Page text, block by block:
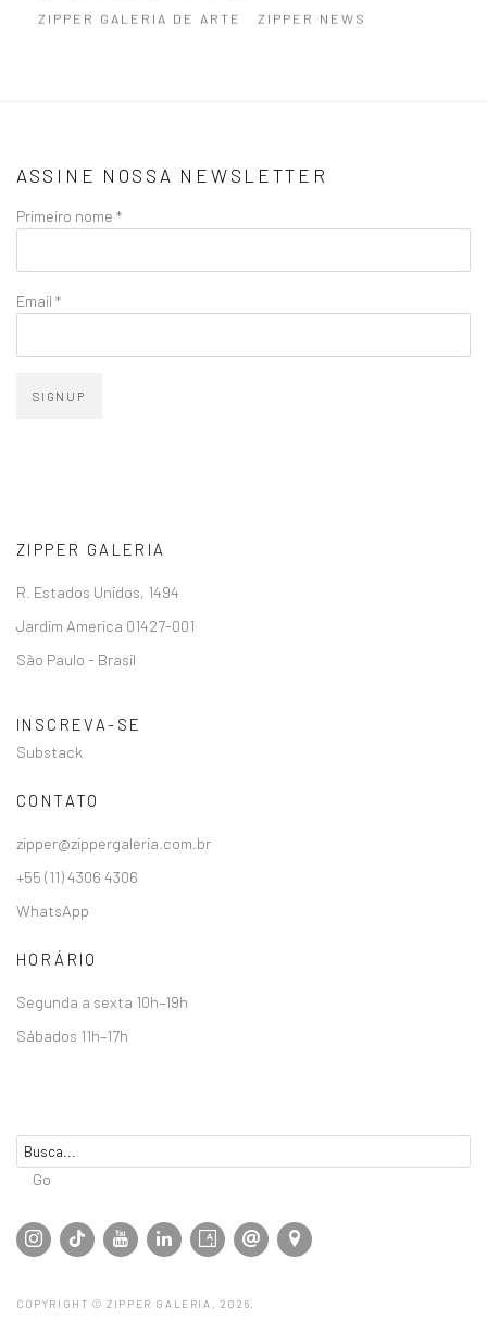
ZIPPER GALERIA DE ARTE
ZIPPER NEWS
ASSINE NOSSA NEWSLETTER
Primeiro nome *
Email *
SIGNUP
ZIPPER GALERIA
R. Estados Unidos, 1494
Jardim America 01427-001
São Paulo - Brasil
INSCREVA-SE
Substack
CONTATO
zipper@zippergaleria.com.br
+55 (11) 4306 4306
WhatsApp
HORÁRIO
Segunda a sexta 10h–19h
Sábados 11h–17h
Go
COPYRIGHT © ZIPPER GALERIA, 2026.